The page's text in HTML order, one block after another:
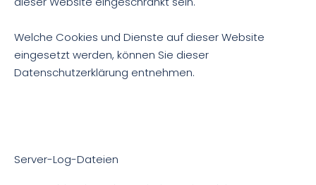
Welche Cookies und Dienste auf dieser Website
eingesetzt werden, können Sie dieser
Datenschutzerklärung entnehmen.
Server-Log-Dateien